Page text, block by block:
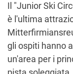
Il "Junior Ski
è l'ultima
gli ospiti hanno
un'area per i